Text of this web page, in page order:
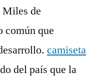
Miles de
común que
camiseta
del país que la